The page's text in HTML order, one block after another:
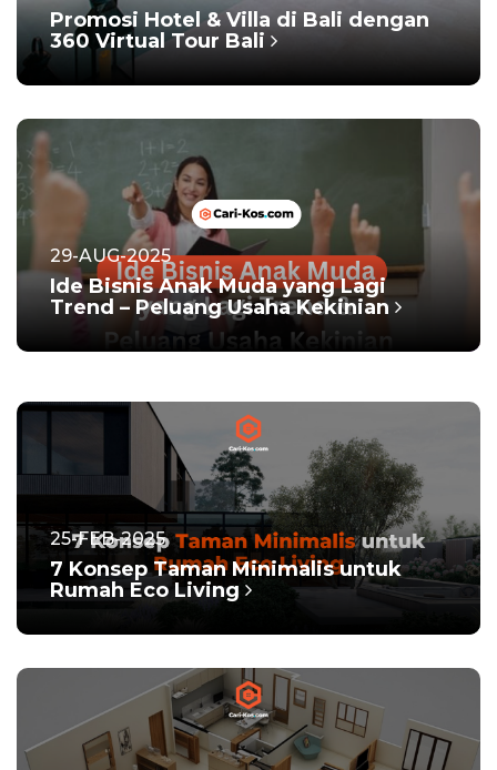
Promosi Hotel & Villa di Bali dengan
360 Virtual Tour Bali
29-AUG-2025
Ide Bisnis Anak Muda yang Lagi
Trend – Peluang Usaha Kekinian
25-FEB-2025
7 Konsep Taman Minimalis untuk
Rumah Eco Living